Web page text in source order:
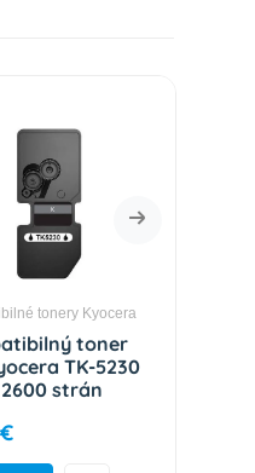
tonery Kyocera
toner
TK-5230
strán